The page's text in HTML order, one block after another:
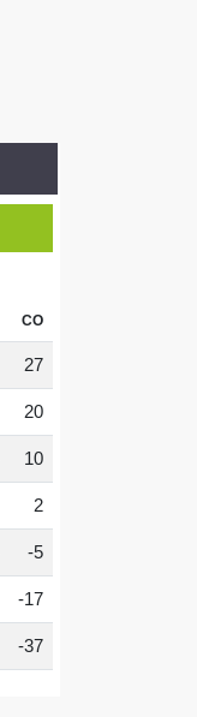
CO
27
20
10
2
-5
-17
-37